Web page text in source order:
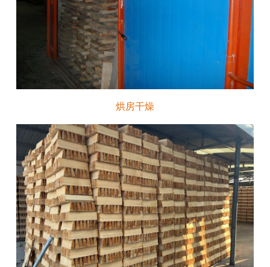
烘房干燥